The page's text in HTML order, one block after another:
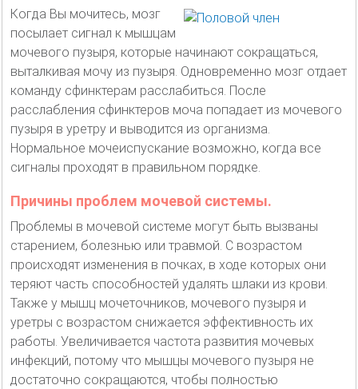
Когда Вы мочитесь, мозг
посылает сигнал к мышцам
мочевого пузыря, которые начинают сокращаться,
выталкивая мочу из пузыря. Одновременно мозг отдает
команду сфинктерам расслабиться. После
расслабления сфинктеров моча попадает из мочевого
пузыря в уретру и выводится из организма.
Нормальное мочеиспускание возможно, когда все
сигналы проходят в правильном порядке.
Причины проблем мочевой системы.
Проблемы в мочевой системе могут быть вызваны
старением, болезнью или травмой. С возрастом
происходят изменения в почках, в ходе которых они
теряют часть способностей удалять шлаки из крови.
Также у мышц мочеточников, мочевого пузыря и
уретры с возрастом снижается эффективность их
работы. Увеличивается частота развития мочевых
инфекций, потому что мышцы мочевого пузыря не
достаточно сокращаются, чтобы полностью